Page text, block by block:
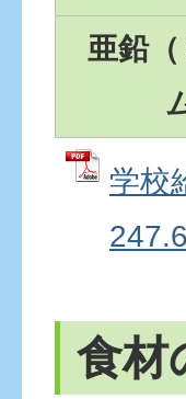
亜鉛
学校
食材